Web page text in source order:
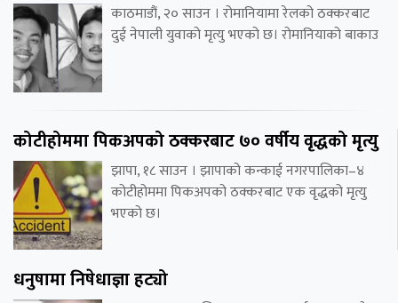
काठमाडौं, २० साउन । रोमानियामा रेलको ठक्करबाट
दुई नेपाली युवाको मृत्यु भएको छ। रोमानियाको बाकाउ
कोटीहोममा पिकअपको ठक्करबाट ७० वर्षीय वृद्धको मृत्यु
झापा, १८ साउन । झापाको कन्काई नगरपालिका–४
कोटीहोममा पिकअपको ठक्करबाट एक वृद्धको मृत्यु
भएको छ।
धनुषामा निषेधाज्ञा हट्यो